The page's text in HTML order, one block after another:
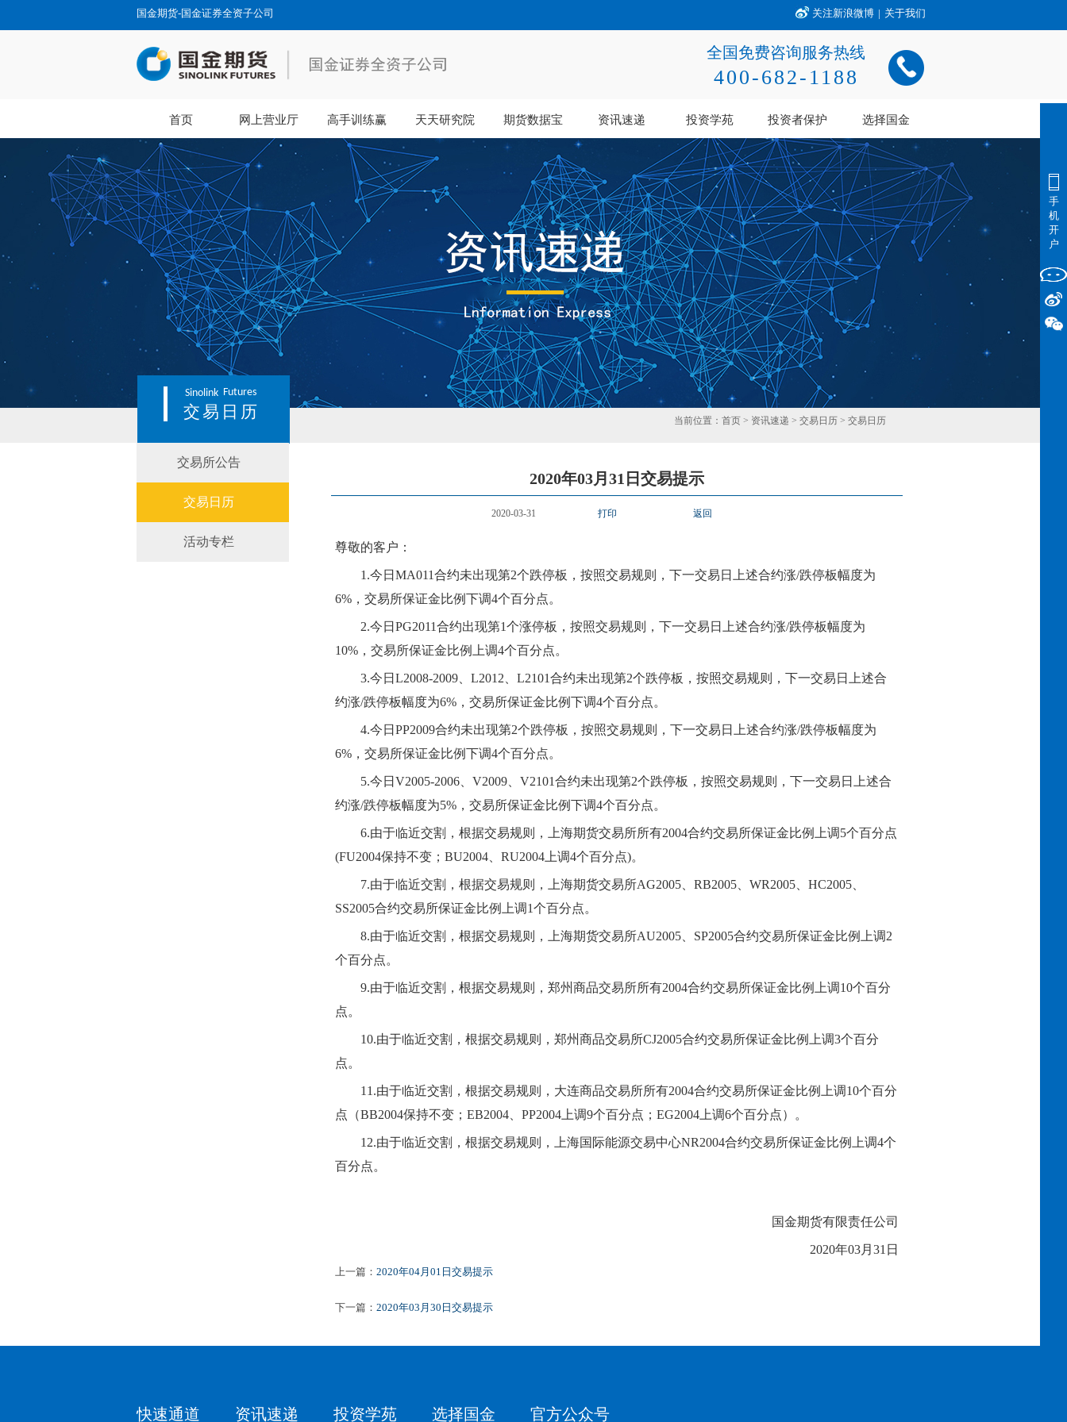
国金期货-国金证券全资子公司 关注新浪微博 | 关于我们
全国免费咨询服务热线
400-682-1188
首页 网上营业厅 高手训练赢 天天研究院 期货数据宝 资讯速递 投资学苑 投资者保护 选择国金
Sinolink Futures
交易日历 当前位置： 首页 > 资讯速递 > 交易日历 > 交易日历
交易所公告
交易日历
活动专栏
2020年03月31日交易提示
2020-03-31 打印 返回
尊敬的客户：
1.今日 MA011合约未出现第2个跌停板，按照交易规则，下一交易日上述合约涨/跌停板幅度为
6%，交易所保证金比例下调4个百分点。
2.今日 PG2011合约出现第1个涨停板，按照交易规则，下一交易日上述合约涨/跌停板幅度为
10%，交易所保证金比例上调4个百分点。
3.今日 L2008-2009、L2012、L2101合约未出现第2个跌停板，按照交易规则，下一交易日上述合
约涨/跌停板幅度为6%，交易所保证金比例下调4个百分点。
4.今日 PP2009合约未出现第2个跌停板，按照交易规则，下一交易日上述合约涨/跌停板幅度为
6%，交易所保证金比例下调4个百分点。
5.今日 V2005-2006、V2009、V2101合约未出现第2个跌停板，按照交易规则，下一交易日上述合
约涨/跌停板幅度为5%，交易所保证金比例下调4个百分点。
6.由于临近交割，根据交易规则，上海期货交易所所有2004合约交易所保证金比例上调5个百分点
(FU2004保持不变；BU2004、RU2004上调4个百分点)。
7.由于临近交割，根据交易规则，上海期货交易所AG2005 RB2005 WR2005 HC2005、
SS2005合约交易所保证金比例上调1个百分点。
8.由于临近交割，根据交易规则，上海期货交易所AU2005 SP2005合约交易所保证金比例上调2
个百分点。
9.由于临近交割，根据交易规则，郑州商品交易所所有2004合约交易所保证金比例上调10个百分
点。
10.由于临近交割，根据交易规则，郑州商品交易所CJ2005合约交易所保证金比例上调3个百分
点。
11.由于临近交割，根据交易规则，大连商品交易所所有2004合约交易所保证金比例上调10个百分
点 （BB2004保持不变； EB2004、PP2004上调9个百分点；EG2004上调6个百分点） 。
12.由于临近交割，根据交易规则，上海国际能源交易中心NR2004合约交易所保证金比例上调4个
百分点。
国金期货有限责任公司
2020年03月 31 日
上一篇： 2020年04月01日交易提示
下一篇： 2020年03月30日交易提示
快速通道 资讯速递 投资学苑 选择国金 官方公众号
手
机
开
户